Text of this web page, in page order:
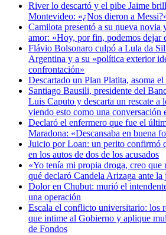
River lo descartó y el pibe Jaime
Montevideo: «¿Nos dieron a
Camilota presentó a su nueva novia
amor: «Hoy, por fin, podemos dejar
Flávio Bolsonaro culpó a Lula da
Argentina y a su «política exterior
confrontación»
Descartado un Plan Platita, asoma
Santiago Bausili, presidente del
Luis Caputo y descarta un rescate a
viendo esto como una conversación
Declaró el enfermero que fue el
Maradona: «Descansaba en buena
Juicio por Loan: un perito confirmó
en los autos de dos de los acusados
«Yo tenía mi propia droga, creo que
qué declaró Candela Arizaga ante la
Dolor en Chubut: murió el
una operación
Escala el conflicto universitario: los
que intime al Gobierno y aplique
de Fondos